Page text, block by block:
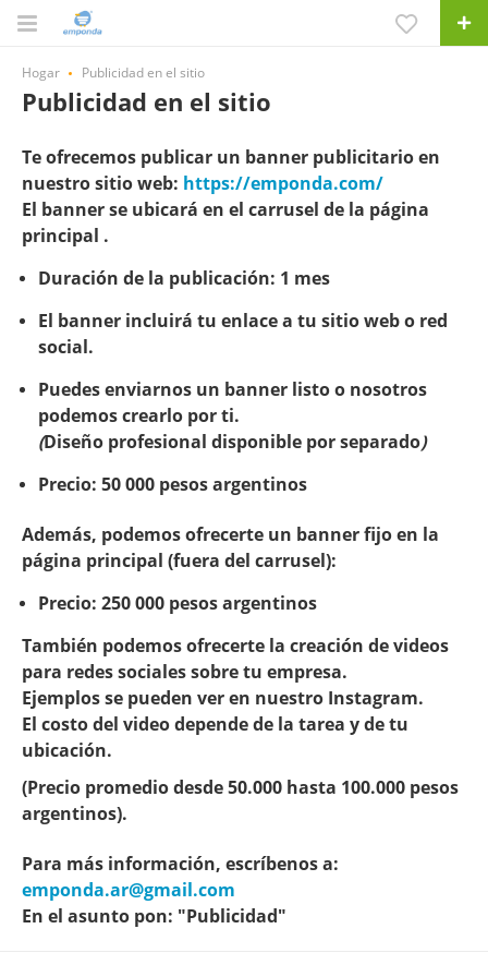
Hogar Publicidad en el sitio
Publicidad en el sitio
Te ofrecemos publicar un banner publicitarioen
nuestro sitio web: https://emponda.com/
El banner se ubicará en el carrusel de la página
principal .
Duración de la publicación: 1 mes
El banner incluirá tu enlacea tu sitio web o red
social.
Puedes enviarnos un banner listo o nosotros
podemos crearlo por ti.
(Diseño profesional disponible por separado)
Precio: 50 000 pesos argentinos
Además, podemos ofrecerte un banner fijo en la
página principal (fuera del carrusel):
Precio: 250 000 pesos argentinos
También podemos ofrecerte la creación de videos
para redes sociales sobre tu empresa.
Ejemplos se pueden ver en nuestro Instagram.
El costo del video depende de la tarea y de tu
ubicación.
(Precio promedio desde 50.000 hasta 100.000 pesos
argentinos).
Para más información, escríbenos a:
emponda.ar@gmail.com
En el asunto pon: "Publicidad"